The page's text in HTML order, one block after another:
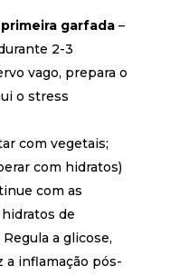
garfada–
2-3
vago, prepara o
o stress
com vegetais;
com hidratos)
com as
de
Regula a glicose,
a inflamação pós-